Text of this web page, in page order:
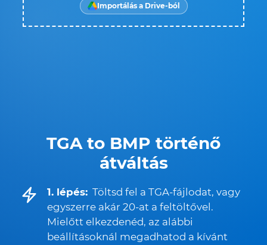
TGA to BMP történő
átváltás
1. lépés: Töltsd fel a TGA-fájlodat, vagy
egyszerre akár 20-at a feltöltővel.
Mielőtt elkezdenéd, az alábbi
beállításoknál megadhatod a kívánt
Importálás a Drive-ból